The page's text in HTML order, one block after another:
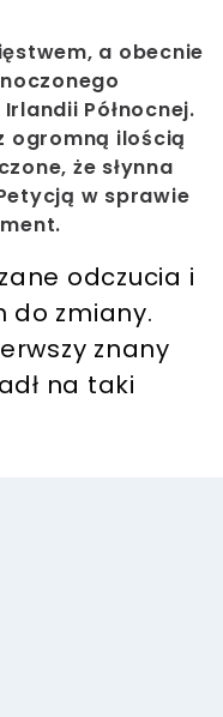
a obecnie
Północnej.
ogromną ilością
że słynna
w sprawie
odczucia i
do zmiany.
znany
na taki